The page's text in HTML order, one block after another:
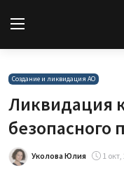
Вход
Новости
Статьи
Создание и ликвидация АО
Ликвидация
безопасного
Уколова Юлия 1